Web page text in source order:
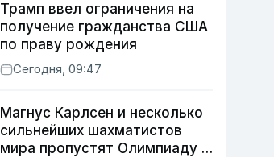
Трамп ввел ограничения на
получение гражданства США
по праву рождения
Сегодня, 09:47
Магнус Карлсен и несколько
сильнейших шахматистов
мира пропустят Олимпиаду в